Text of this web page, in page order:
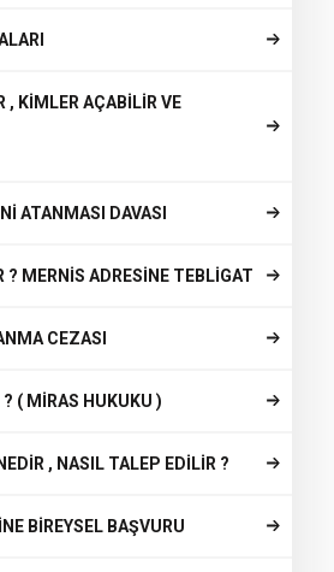
, KİMLER AÇABİLİR VE
ATANMASI DAVASI
? MERNİS ADRESİNE TEBLİGAT
CEZASI
( MİRAS HUKUKU )
, NASIL TALEP EDİLİR ?
BİREYSEL BAŞVURU